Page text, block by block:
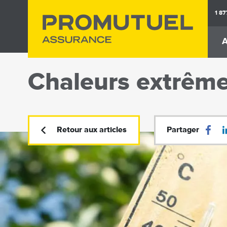
Assurance
Auto
Assurance
1
Chaleurs
Retour aux articles Partager